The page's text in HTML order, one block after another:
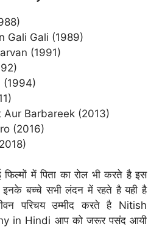
Gali Gali (1989)
(1991)
(1994)
Aur Barbareek (2013)
(2016)
में पिता का रोल भी करते है इस
बच्चे सभी लंदन में रहते है यही है
परिचय उम्मीद करते है Nitish
in Hindi आप को जरूर पसंद आयी